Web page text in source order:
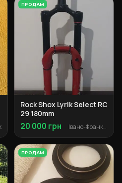
ПРОДАМ
Rock Shox Lyrik Select RC
29 180mm
20 000 грн Івано-Франківськ
ПРОДАМ